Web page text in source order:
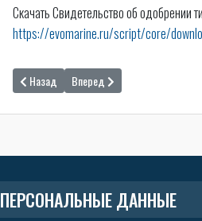
Скачать Свидетельство об одобрении
https://evomarine.ru/script/core/
Назад Вперед
ПЕРСОНАЛЬНЫЕ ДАННЫЕ